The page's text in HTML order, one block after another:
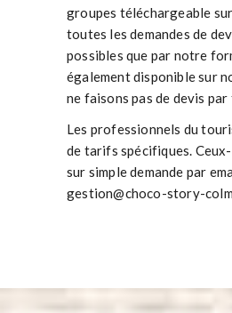
groupes téléchargeable
toutes les demandes de
possibles que par notre
également disponible sur
ne faisons pas de devis par
Les professionnels du
de tarifs spécifiques.
sur simple demande par
gestion@choco-story-